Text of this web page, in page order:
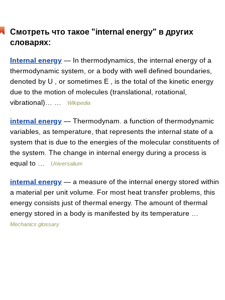
Смотреть что такое "internal energy" в других
словарях:
Internal energy — In thermodynamics, the internal energy of a
thermodynamic system, or a body with well defined boundaries,
denoted by U , or sometimes E , is the total of the kinetic energy
due to the motion of molecules (translational, rotational,
vibrational)… …
Wikipedia
internal energy — Thermodynam. a function of thermodynamic
variables, as temperature, that represents the internal state of a
system that is due to the energies of the molecular constituents of
the system. The change in internal energy during a process is
equal to …
Universalium
internal energy — a measure of the internal energy stored within
a material per unit volume. For most heat transfer problems, this
energy consists just of thermal energy. The amount of thermal
energy stored in a body is manifested by its temperature …
Mechanics glossary